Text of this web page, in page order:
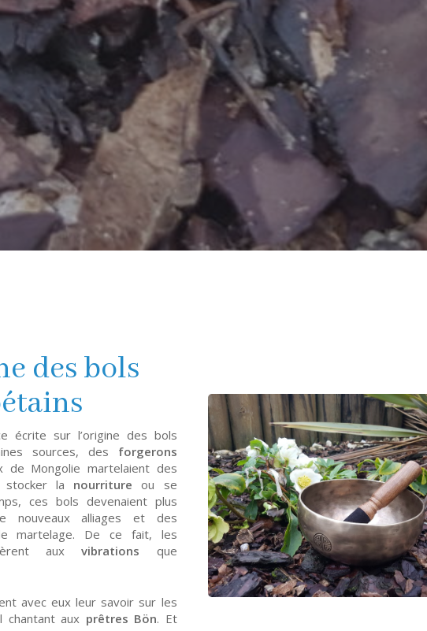
des bols
écrite sur l’origine des bols
sources, des forgerons
de Mongolie martelaient des
la nourriture ou se
ces bols devenaient plus
nouveaux alliages et des
martelage. De ce fait, les
auxvibrations que
avec eux leur savoir sur les
aux prêtres Bön. Et